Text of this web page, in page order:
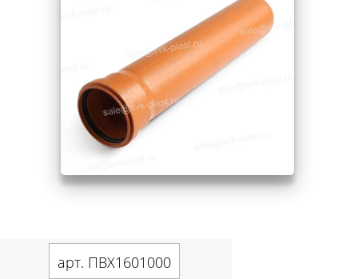
арт. ПВХ1601000